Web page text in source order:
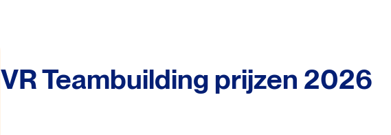
VR Teambuilding prijzen 2026